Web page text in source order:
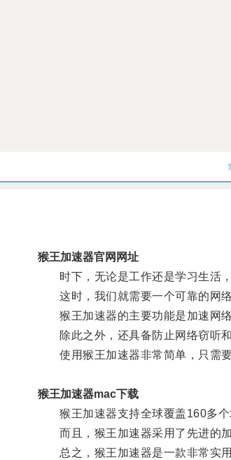
猴王加速器官网网址
时下，无论是工作还是学习生活，
这时，我们就需要一个可靠的网络
猴王加速器的主要功能是加速网络
除此之外，还具备防止网络窃听和
使用猴王加速器非常简单，只需要
猴王加速器mac下载
猴王加速器支持全球覆盖160多个
而且，猴王加速器采用了先进的加
总之，猴王加速器是一款非常实用